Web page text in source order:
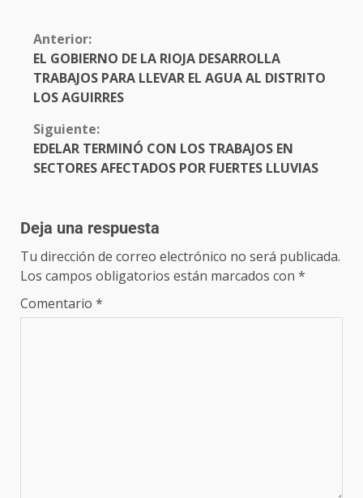
Anterior:
EL GOBIERNO DE LA RIOJA DESARROLLA
TRABAJOS PARA LLEVAR EL AGUA AL DISTRITO
LOS AGUIRRES
Siguiente:
EDELAR TERMINÓ CON LOS TRABAJOS EN
SECTORES AFECTADOS POR FUERTES LLUVIAS
Deja una respuesta
Tu dirección de correo electrónico no será publicada.
Los campos obligatorios están marcados con *
Comentario *